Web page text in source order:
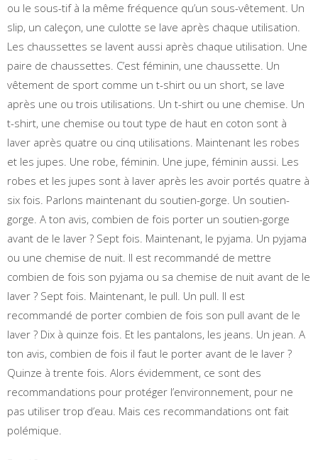
ou le sous-tif à la même fréquence qu’un sous-vêtement. Un
slip, un caleçon, une culotte se lave après chaque utilisation.
Les chaussettes se lavent aussi après chaque utilisation. Une
paire de chaussettes. C’est féminin, une chaussette. Un
vêtement de sport comme un t-shirt ou un short, se lave
après une ou trois utilisations. Un t-shirt ou une chemise. Un
t-shirt, une chemise ou tout type de haut en coton sont à
laver après quatre ou cinq utilisations. Maintenant les robes
et les jupes. Une robe, féminin. Une jupe, féminin aussi. Les
robes et les jupes sont à laver après les avoir portés quatre à
six fois. Parlons maintenant du soutien-gorge. Un soutien-
gorge. A ton avis, combien de fois porter un soutien-gorge
avant de le laver ? Sept fois. Maintenant, le pyjama. Un pyjama
ou une chemise de nuit. Il est recommandé de mettre
combien de fois son pyjama ou sa chemise de nuit avant de le
laver ? Sept fois. Maintenant, le pull. Un pull. Il est
recommandé de porter combien de fois son pull avant de le
laver ? Dix à quinze fois. Et les pantalons, les jeans. Un jean. A
ton avis, combien de fois il faut le porter avant de le laver ?
Quinze à trente fois. Alors évidemment, ce sont des
recommandations pour protéger l’environnement, pour ne
pas utiliser trop d’eau. Mais ces recommandations ont fait
polémique.